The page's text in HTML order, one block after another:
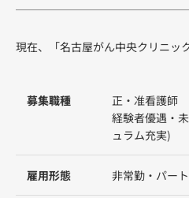
現在、「名古屋がん中央クリニッ
募集職種
正・准看護師
経験者優遇・
ュラム充実)
雇用形態 非常勤・パート